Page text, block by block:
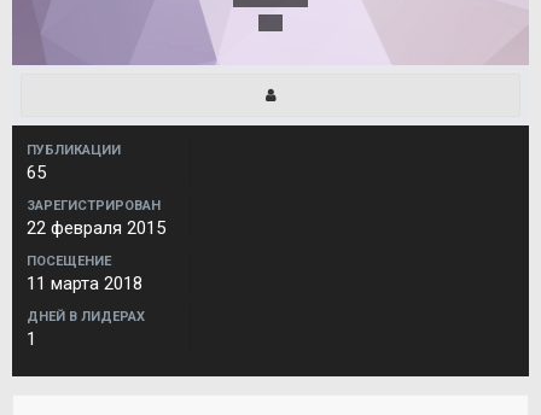
ПУБЛИКАЦИИ
65
ЗАРЕГИСТРИРОВАН
22 февраля 2015
ПОСЕЩЕНИЕ
11 марта 2018
ДНЕЙ В ЛИДЕРАХ
1